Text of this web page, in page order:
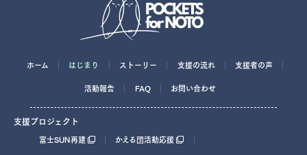
ホーム はじまり ストーリー 支援の流れ 支援者の声
活動報告 FAQ お問い合わせ
支援プロジェクト
富士SUN再建 かえる団活動応援